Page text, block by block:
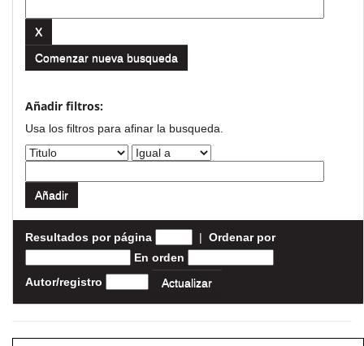
Comenzar nueva busqueda
Añadir filtros:
Usa los filtros para afinar la busqueda.
Resultados por página | Ordenar por
En orden
Autor/registro